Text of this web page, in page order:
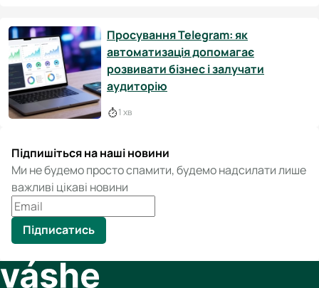
Просування Telegram: як
автоматизація допомагає
розвивати бізнес і залучати
аудиторію
1 хв
Підпишіться на наші новини
Ми не будемо просто спамити, будемо надсилати лише
важливі цікаві новини
Підписатись